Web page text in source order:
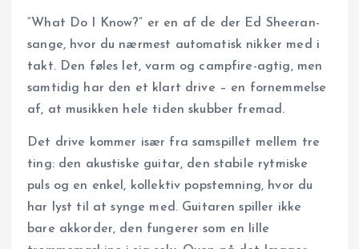
“What Do I Know?” er en af de der Ed Sheeran-
sange, hvor du nærmest automatisk nikker med i
takt. Den føles let, varm og campfire-agtig, men
samtidig har den et klart drive – en fornemmelse
af, at musikken hele tiden skubber fremad.
Det drive kommer især fra samspillet mellem tre
ting: den akustiske guitar, den stabile rytmiske
puls og en enkel, kollektiv popstemning, hvor du
har lyst til at synge med. Guitaren spiller ikke
bare akkorder, den fungerer som en lille